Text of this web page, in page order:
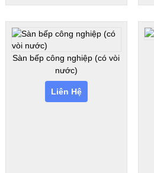
Sàn bếp công nghiệp (có vòi
nước)
Liên Hệ